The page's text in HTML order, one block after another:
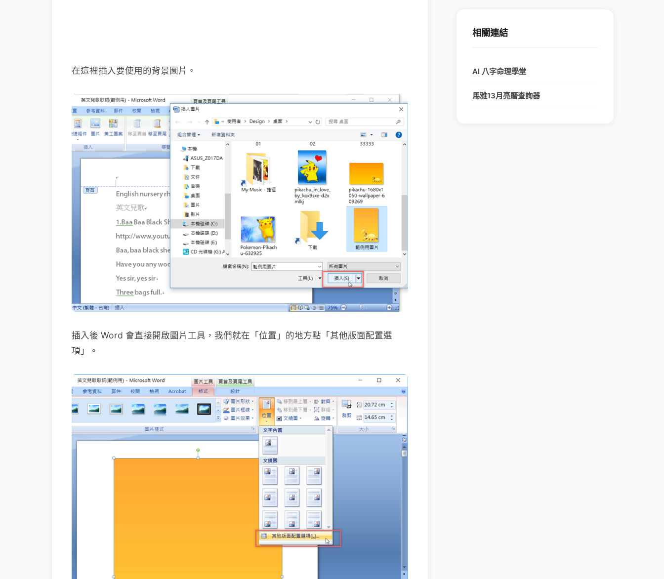
在這裡插入要使用的背景圖片。
插入後 Word 會直接開啟圖片工具，我們就在「位置」的地方點「其他版面配置選
項」。
相關連結
AI 八字命理學堂
馬雅13月亮曆查詢器